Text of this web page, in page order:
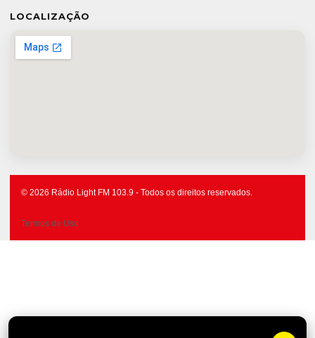
LOCALIZAÇÃO
© 2026 Rádio Light FM 103.9 - Todos os direitos reservados.
Termos de Uso